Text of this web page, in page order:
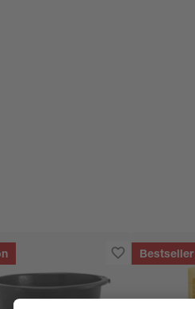
Bestseller